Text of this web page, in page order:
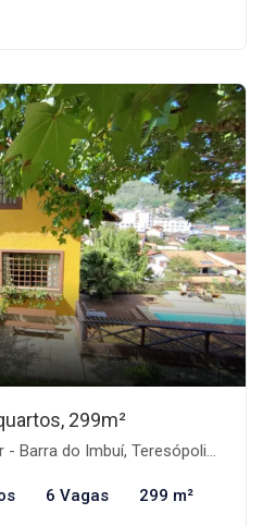
299m²
do Imbuí, Teresópolis-RJ
6 Vagas 299 m²